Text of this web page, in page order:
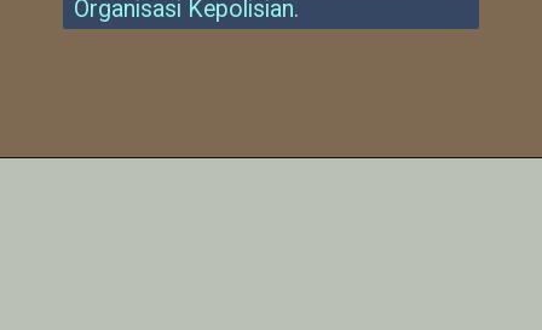
Organisasi Kepolisian.